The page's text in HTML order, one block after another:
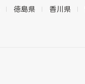
徳島県 香川県